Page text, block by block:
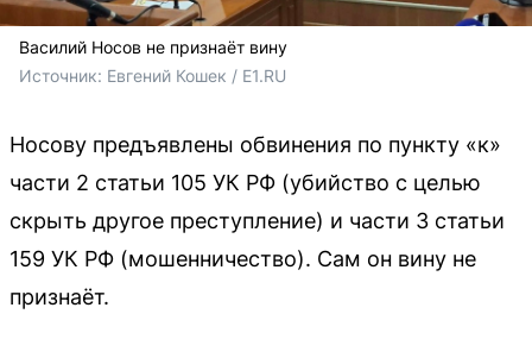
Василий Носов не признаёт вину
Источник: Евгений Кошек / Е1.RU
Носову предъявлены обвинения по пункту «к»
части 2 статьи 105 УК РФ (убийство с целью
скрыть другое преступление) и части 3 статьи
159 УК РФ (мошенничество). Сам он вину не
признаёт.